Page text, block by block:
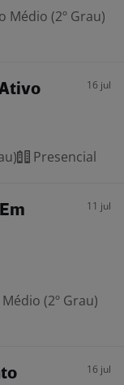
Médio (2º Grau)
16 jul
Presencial
11 jul
(2º Grau)
16 jul